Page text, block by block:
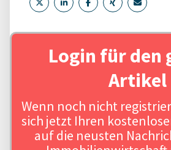
Login für den
Artikel
Wenn noch nicht
sich jetzt Ihren
auf die neusten